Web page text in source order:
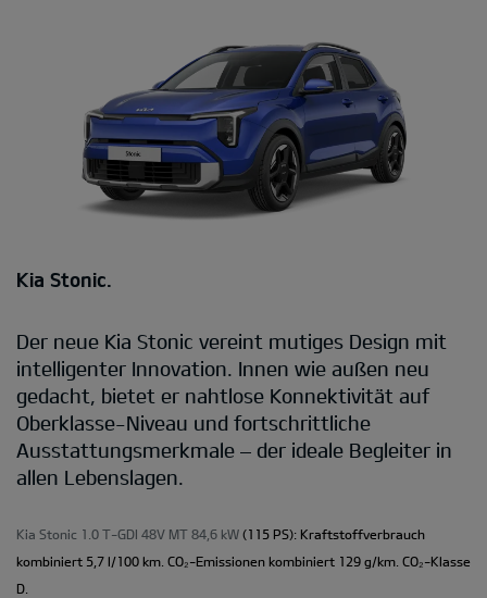
Kia Stonic.
Der neue Kia Stonic vereint mutiges Design mit
intelligenter Innovation. Innen wie außen neu
gedacht, bietet er nahtlose Konnektivität auf
Oberklasse-Niveau und fortschrittliche
Ausstattungsmerkmale – der ideale Begleiter in
allen Lebenslagen.
Kia Stonic 1.0 T-GDI 48V MT 84,6 kW (115 PS): Kraftstoffverbrauch
kombiniert 5,7 l/100 km. CO₂-Emissionen kombiniert 129 g/km. CO₂-Klasse
D.